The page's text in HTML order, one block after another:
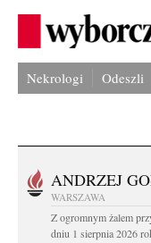
Nekrologi Odeszli
ANDRZEJ
WARSZAWA
Z ogromnym żalem
dniu 1 sierpnia 2026